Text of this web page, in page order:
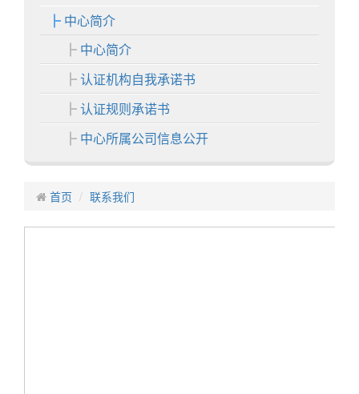
中心简介
中心简介
认证机构自我承诺书
认证规则承诺书
中心所属公司信息公开
各分中心
中心业务
认证业务
首页 联系我们